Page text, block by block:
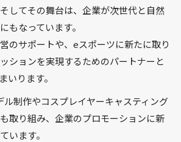
してその舞台は、企業が次世代と自然
もなっています。
のサポートや、eスポーツに新たに取り
ションを実現するためのパートナーと
いります。
制作やコスプレイヤーキャスティング
取り組み、企業のプロモーションに新
います。